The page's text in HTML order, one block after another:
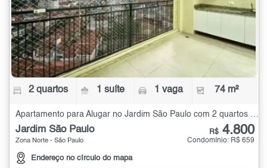
2 quartos 1 suíte 1 vaga 74 m²
Jardim São Paulo
Zona Norte - São Paulo
Endereço no círculo do mapa
R$ 4.800
Condomínio: R$ 659